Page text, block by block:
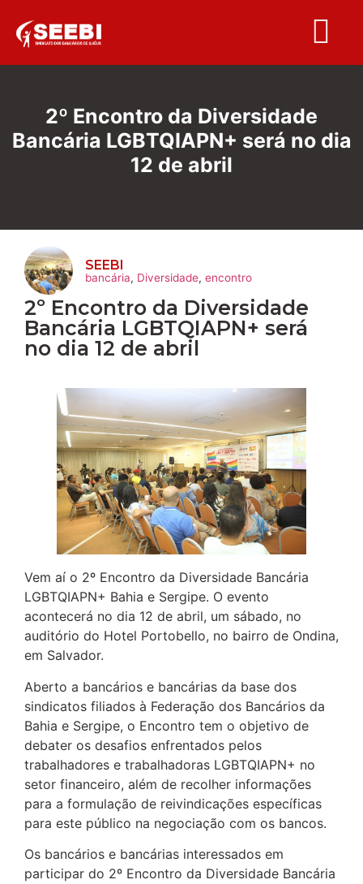
2º Encontro da Diversidade
Bancária LGBTQIAPN+ será no dia
12 de abril
SEEBI
bancária, Diversidade, encontro
2º Encontro da Diversidade
Bancária LGBTQIAPN+ será
no dia 12 de abril
Vem aí o 2º Encontro da Diversidade Bancária
LGBTQIAPN+ Bahia e Sergipe. O evento
acontecerá no dia 12 de abril, um sábado, no
auditório do Hotel Portobello, no bairro de Ondina,
em Salvador.
Aberto a bancários e bancárias da base dos
sindicatos filiados à Federação dos Bancários da
Bahia e Sergipe, o Encontro tem o objetivo de
debater os desafios enfrentados pelos
trabalhadores e trabalhadoras LGBTQIAPN+ no
setor financeiro, além de recolher informações
para a formulação de reivindicações específicas
para este público na negociação com os bancos.
Os bancários e bancárias interessados em
participar do 2º Encontro da Diversidade Bancária